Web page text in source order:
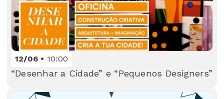
12/06 10:00
“Desenhar a Cidade” e “Pequenos Designers”